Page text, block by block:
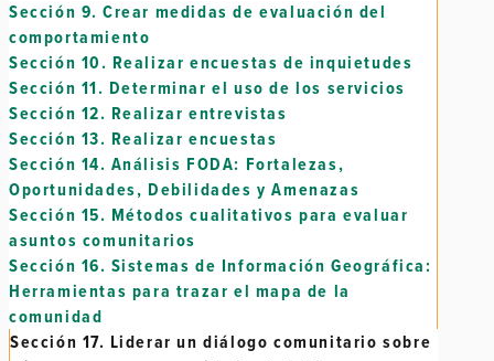
Sección 9. Crear medidas de evaluación del
comportamiento
Sección 10. Realizar encuestas de inquietudes
Sección 11. Determinar el uso de los servicios
Sección 12. Realizar entrevistas
Sección 13. Realizar encuestas
Sección 14. Análisis FODA: Fortalezas,
Oportunidades, Debilidades y Amenazas
Sección 15. Métodos cualitativos para evaluar
asuntos comunitarios
Sección 16. Sistemas de Información Geográfica:
Herramientas para trazar el mapa de la
comunidad
Sección 17. Liderar un diálogo comunitario sobre